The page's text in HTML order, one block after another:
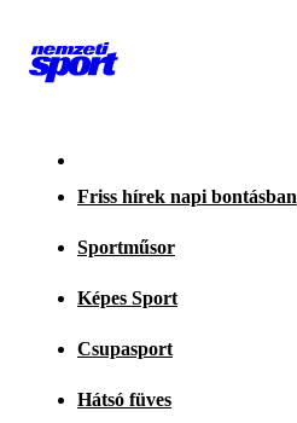
Friss hírek napi bontásban
Sportműsor
Képes Sport
Csupasport
Hátsó füves